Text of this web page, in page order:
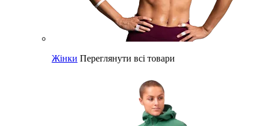
Жінки Переглянути всі товари